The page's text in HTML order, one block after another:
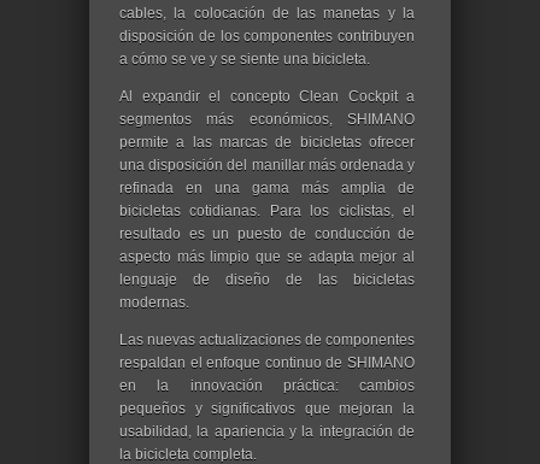
cables, la colocación de las manetas y la
disposición de los componentes contribuyen
a cómo se ve y se siente una bicicleta.
Al expandir el concepto Clean Cockpit a
segmentos más económicos, SHIMANO
permite a las marcas de bicicletas ofrecer
una disposición del manillar más ordenada y
refinada en una gama más amplia de
bicicletas cotidianas. Para los ciclistas, el
resultado es un puesto de conducción de
aspecto más limpio que se adapta mejor al
lenguaje de diseño de las bicicletas
modernas.
Las nuevas actualizaciones de componentes
respaldan el enfoque continuo de SHIMANO
en la innovación práctica: cambios
pequeños y significativos que mejoran la
usabilidad, la apariencia y la integración de
la bicicleta completa.